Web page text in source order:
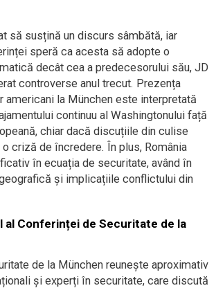
să susțină un discurs sâmbătă, iar
speră ca acesta să adopte o
decât cea a predecesorului său, JD
controverse anul trecut. Prezența
americani la München este interpretată
continuu al Washingtonului față
chiar dacă discuțiile din culise
criză de încredere. În plus, România
în ecuația de securitate, având în
și implicațiile conflictului din
al Conferinței de Securitate de la
de la München reunește aproximativ
și experți în securitate, care discută